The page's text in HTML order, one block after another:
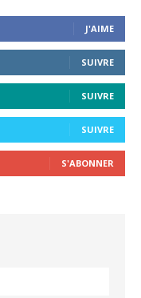
J'AIME
SUIVRE
SUIVRE
SUIVRE
S'ABONNER